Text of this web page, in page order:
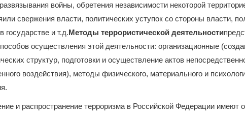
войны, обретения независимости некоторой
свержения власти, политических уступок со стороны власти,
государстве и т.д.Методы террористической деятельности
осуществления этой деятельности: организационные
структур, подготовки и осуществление актов
воздействия), методы физического, материального и
и распространение терроризма в Российской Федерации имеют